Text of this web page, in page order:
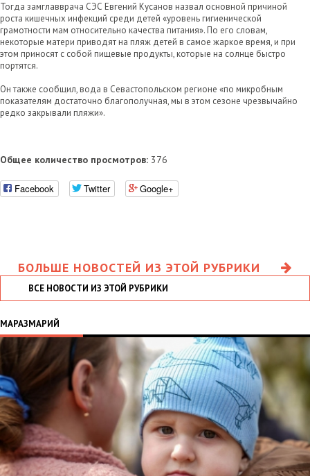
Тогда замглавврача СЭС Евгений Кусанов назвал основной причиной
роста кишечных инфекций среди детей «уровень гигиенической
грамотности мам относительно качества питания». По его словам,
некоторые матери приводят на пляж детей в самое жаркое время, и при
этом приносят с собой пищевые продукты, которые на солнце быстро
портятся.
Он также сообщил, вода в Севастопольском регионе «по микробным
показателям достаточно благополучная, мы в этом сезоне чрезвычайно
редко закрывали пляжи».
Общее количество просмотров: 376
Facebook Twitter Google+
БОЛЬШЕ НОВОСТЕЙ ИЗ ЭТОЙ РУБРИКИ
ВСЕ НОВОСТИ ИЗ ЭТОЙ РУБРИКИ
МАРАЗМАРИЙ